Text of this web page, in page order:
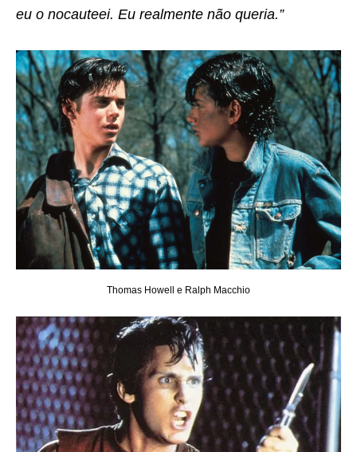
eu o nocauteei. Eu realmente não queria.”
Thomas Howell e Ralph Macchio